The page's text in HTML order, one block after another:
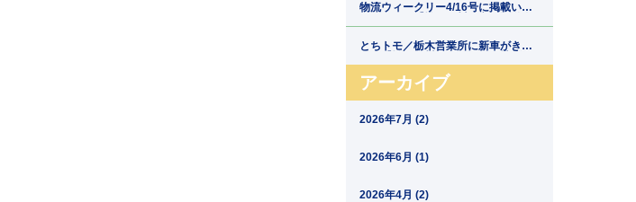
物流ウィークリー4/16号に掲載いた
社新郷運輸】
とちトモ／栃木営業所に新車がきま
運輸】
アーカイブ
2026年7月 (2)
2026年6月 (1)
2026年4月 (2)